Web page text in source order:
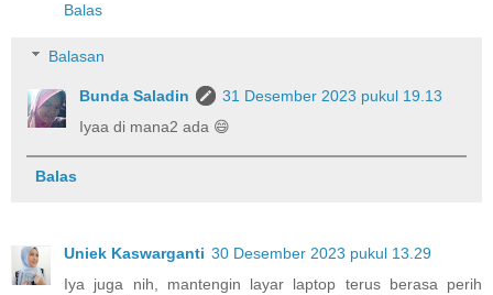
Balas
Balasan
Bunda Saladin
31 Desember 2023 pukul 19.13
Iyaa di mana2 ada 😄
Balas
Uniek Kaswarganti 30 Desember 2023 pukul 13.29
Iya juga nih, mantengin layar laptop terus berasa perih